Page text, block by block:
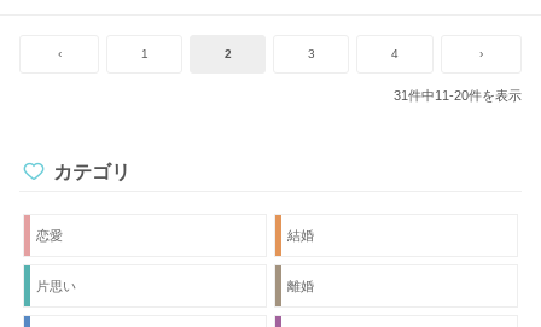
をつけたらいいですか？
‹ 1 2 3 4 ›
31件中11-20件を表示
カテゴリ
恋愛 結婚
片思い 離婚